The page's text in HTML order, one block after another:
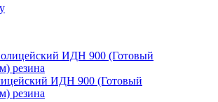
ИДН 900 (Готовый
резина